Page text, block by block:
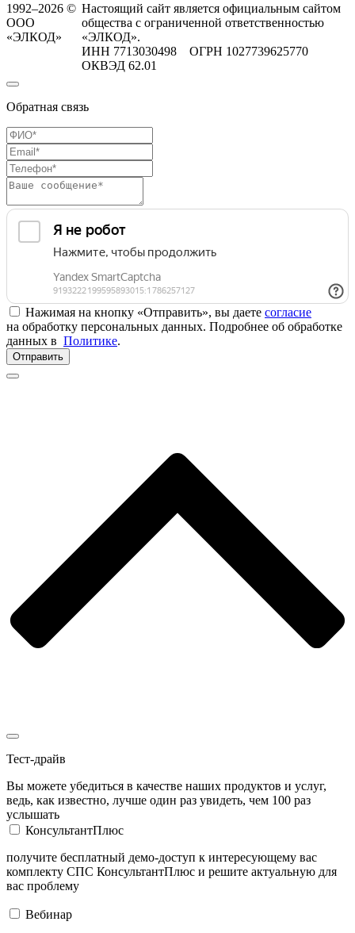
1992–2026 ©
ООО
«ЭЛКОД»
Настоящий сайт является официальным сайтом
общества с ограниченной ответственностью
«ЭЛКОД».
ИНН 7713030498 ОГРН 1027739625770
ОКВЭД 62.01
Обратная связь
Нажимая на кнопку «Отправить», вы даете согласие
на обработку персональных данных. Подробнее об обработке
данных в Политике.
Отправить
Тест-драйв
Вы можете убедиться в качестве наших продуктов и услуг,
ведь, как известно, лучше один раз увидеть, чем 100 раз
услышать
КонсультантПлюс
получите бесплатный демо-доступ к интересующему вас
комплекту СПС КонсультантПлюс и решите актуальную для
вас проблему
Вебинар